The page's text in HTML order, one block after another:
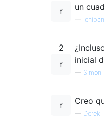
un
ichiban
2
inicial
— Simon
Creo
— Derek